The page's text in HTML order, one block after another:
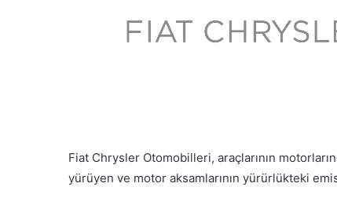
Fiat Chrysler Otomobilleri, araçlarının
yürüyen ve motor aksamlarının yürürlükteki